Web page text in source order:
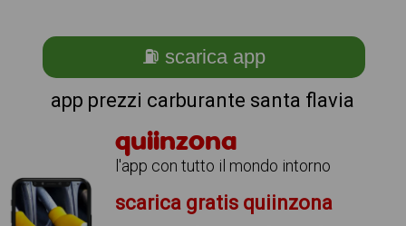
⛽ scarica app
app prezzi carburante santa flavia
quiinzona
l'app con tutto il mondo intorno
scarica gratis quiinzona